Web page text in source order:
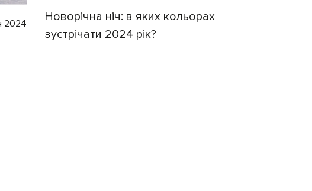
2024
Новорічна ніч: в яких кольорах
зустрічати 2024 рік?